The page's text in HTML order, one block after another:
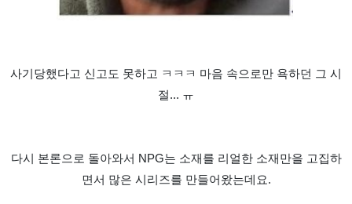
사기당했다고 신고도 못하고 ㅋㅋㅋ 마음 속으로만 욕하던 그 시
절... ㅠ
다시 본론으로 돌아와서 NPG는 소재를 리얼한 소재만을 고집하
면서 많은 시리즈를 만들어왔는데요.